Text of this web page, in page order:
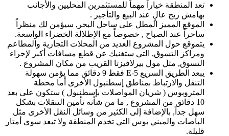
تعد المنطقة خياراً مهماً للمستثمرين المحليين والأجانب
بهامش ربح عالٍ عند البيع والتأجير .
الموقع المميز المطل على ساحل البحر, سيؤمن لك منظراً
ساحراً عند الصباح , خصوصاً مع الإطلالة الخضراء الواسعة.
يتموقع حول المشروع العديد من المحلات التجارية والمطاعم
ومراكز التسوق, التي ستغنيك عن قطع مسافات أكبر لإجراء
التسوق, مثل مول بيرلافيزتا القريب من مكان المشروع .
يبعد الطريق السريع E-5 فقط 9 دقائق مما يؤمن سهولة
التنقل والارتباط بمناطق إسطنبول الأخرى أما محطة
المتروبوس ( شريان المواصلات بإسطنبول ) ستكون على بعد
10 دقائق من المشروع , ما من شأنه تأمين التنقلات بشكل
سهل جداً, بالإضافة إلى الكثير من وسائل النقل الأخرى مثل
الباصات والميني بوس التي تخدم المنطقة ولا تبعد سوى أمتار
قليلة.